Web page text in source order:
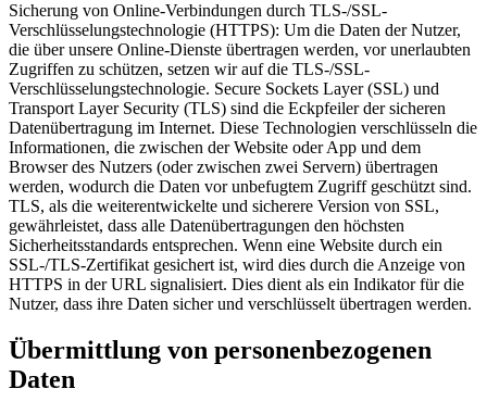
Sicherung von Online-Verbindungen durch TLS-/SSL-
Verschlüsselungstechnologie (HTTPS): Um die Daten der Nutzer,
die über unsere Online-Dienste übertragen werden, vor unerlaubten
Zugriffen zu schützen, setzen wir auf die TLS-/SSL-
Verschlüsselungstechnologie. Secure Sockets Layer (SSL) und
Transport Layer Security (TLS) sind die Eckpfeiler der sicheren
Datenübertragung im Internet. Diese Technologien verschlüsseln die
Informationen, die zwischen der Website oder App und dem
Browser des Nutzers (oder zwischen zwei Servern) übertragen
werden, wodurch die Daten vor unbefugtem Zugriff geschützt sind.
TLS, als die weiterentwickelte und sicherere Version von SSL,
gewährleistet, dass alle Datenübertragungen den höchsten
Sicherheitsstandards entsprechen. Wenn eine Website durch ein
SSL-/TLS-Zertifikat gesichert ist, wird dies durch die Anzeige von
HTTPS in der URL signalisiert. Dies dient als ein Indikator für die
Nutzer, dass ihre Daten sicher und verschlüsselt übertragen werden.
Übermittlung von personenbezogenen
Daten